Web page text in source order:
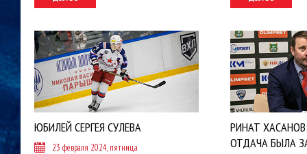
ЮБИЛЕЙ СЕРГЕЯ СУЛЕВА
23 февраля 2024, пятница
РИНАТ
ОТДАЧА БЫЛА